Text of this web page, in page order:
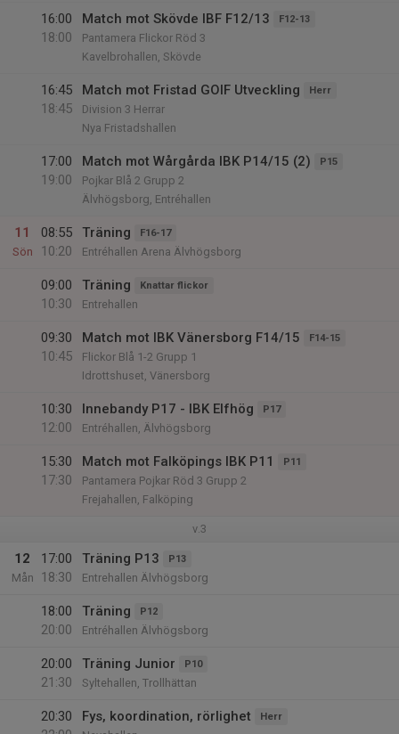
16:00
18:00
Match mot Skövde IBF F12/13 F12-13
Pantamera Flickor Röd 3
Kavelbrohallen, Skövde
16:45
18:45
Match mot Fristad GOIF Utveckling Herr
Division 3 Herrar
Nya Fristadshallen
17:00
19:00
Match mot Wårgårda IBK P14/15 (2) P15
Pojkar Blå 2 Grupp 2
Älvhögsborg, Entréhallen
11
Sön
08:55
10:20
Träning F16-17
Entréhallen Arena Älvhögsborg
09:00
10:30
Träning Knattar flickor
Entrehallen
09:30
10:45
Match mot IBK Vänersborg F14/15 F14-15
Flickor Blå 1-2 Grupp 1
Idrottshuset, Vänersborg
10:30
12:00
Innebandy P17 - IBK Elfhög P17
Entréhallen, Älvhögsborg
15:30
17:30
Match mot Falköpings IBK P11 P11
Pantamera Pojkar Röd 3 Grupp 2
Frejahallen, Falköping
v.3
12
Mån
17:00
18:30
Träning P13 P13
Entrehallen Älvhögsborg
18:00
20:00
Träning P12
Entréhallen Älvhögsborg
20:00
21:30
Träning Junior P10
Syltehallen, Trollhättan
20:30
Fys, koordination, rörlighet Herr